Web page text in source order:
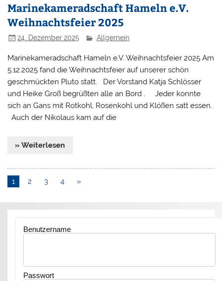
Marinekameradschaft Hameln e.V.
Weihnachtsfeier 2025
24. Dezember 2025 Allgemein
Marinekameradschaft Hameln e.V. Weihnachtsfeier 2025 Am
5.12.2025 fand die Weihnachtsfeier auf unserer schön
geschmückten Pluto statt. Der Vorstand Katja Schlösser
und Heike Groß begrüßten alle an Bord . Jeder konnte
sich an Gans mit Rotkohl, Rosenkohl und Klößen satt essen.
Auch der Nikolaus kam auf die
» Weiterlesen
1 2 3 4 »
Benutzername
Passwort